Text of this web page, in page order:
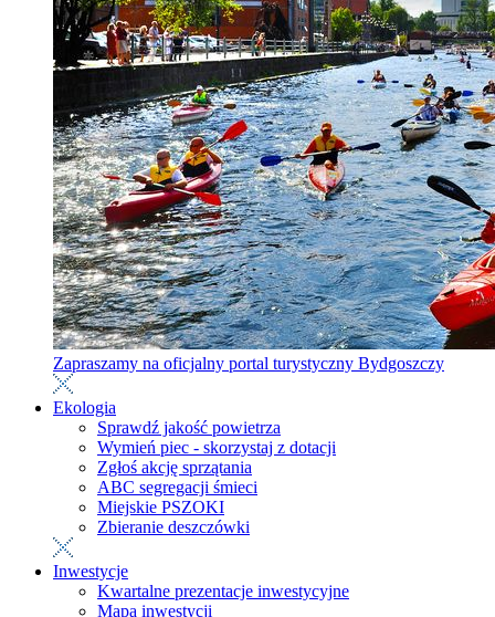
Zapraszamy na oficjalny portal turystyczny Bydgoszczy
Ekologia
Sprawdź jakość powietrza
Wymień piec - skorzystaj z dotacji
Zgłoś akcję sprzątania
ABC segregacji śmieci
Miejskie PSZOKI
Zbieranie deszczówki
Inwestycje
Kwartalne prezentacje inwestycyjne
Mapa inwestycji